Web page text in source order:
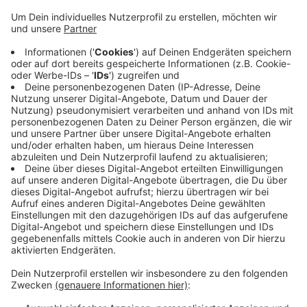
Anzeige
Konkret gäbe es demnach einen Schaden an der
Decke. Deshalb ist das Gelände aktuell geräumt und
gesperrt und wird derzeit von einem Fachunternehmen
gesichert. Die Stadt Dormagen will schauen, ob auf
dem Gelände dennoch ein Zelt errichtet werden kann,
in dem weiter die Fackeln gebaut werden können. Der
Bürger-Schützen-Verein Dormagen baut in der Halle
normalerweise die traditionellen Großfackeln.
Anzeige